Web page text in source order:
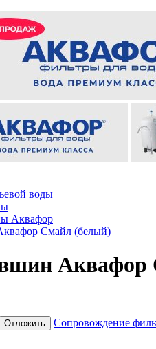
воды
Аквафор
Смайл (белый)
Аквафор
Отложить Сопровождение